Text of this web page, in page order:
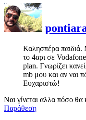
Καλησπέρα
το 4αρι σε
plan. Γνωρίζει
mb μου και αν ναι
Ευχαριστώ!
Ναι γίνεται αλλα πόσο θα
Παράθεση